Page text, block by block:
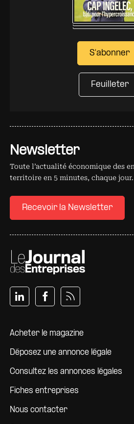
Newsletter
Toute l’actualité économique des
territoire en 5 minutes, chaque jour.
Recevoir la Newsletter
Pied de page
Acheter le magazine
Déposez une annonce légale
Consultez les annonces légales
Fiches entreprises
Nous contacter
S'abonner
Feuilleter